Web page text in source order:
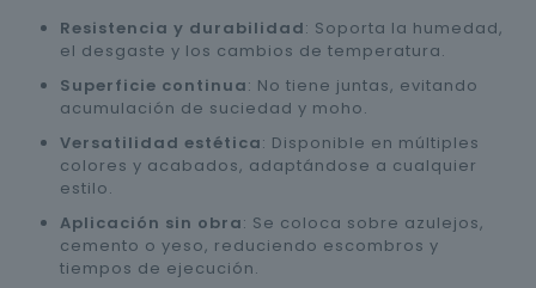
Resistencia y durabilidad: Soporta la humedad,
el desgaste y los cambios de temperatura.
Superficie continua: No tiene juntas, evitando
acumulación de suciedad y moho.
Versatilidad estética: Disponible en múltiples
colores y acabados, adaptándose a cualquier
estilo.
Aplicación sin obra: Se coloca sobre azulejos,
cemento o yeso, reduciendo escombros y
tiempos de ejecución.